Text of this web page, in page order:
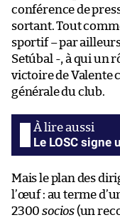
conférence de
sortant. Tout
sportif – par
Setúbal -, à qui un
victoire de Valente
générale du club.
Le LOSC signe
Mais le plan des
l’œuf : au terme
2300socios(un